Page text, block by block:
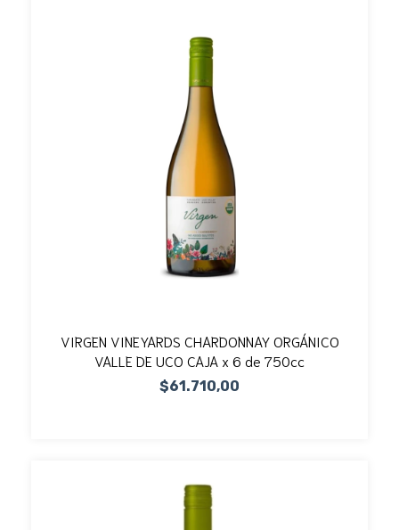
VIRGEN VINEYARDS CHARDONNAY ORGÁNICO
VALLE DE UCO CAJA x 6 de 750cc
$61.710,00